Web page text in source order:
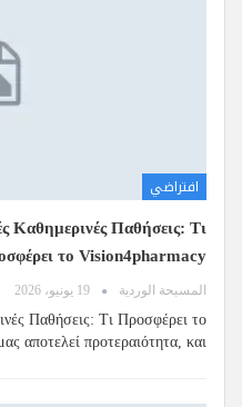
افتراضي
Καθημερινές Παθήσεις: Τι
το Vision4pharmacy
المسبحة الوردية 19 يونيو، 2026
Παθήσεις: Τι Προσφέρει το
αποτελεί προτεραιότητα, και…